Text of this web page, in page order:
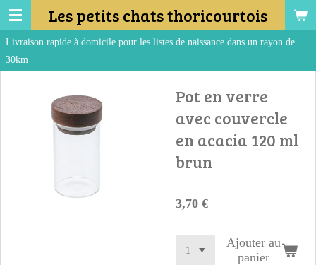
Passer
au
Les petits chats thoricourtois
pour les listes de naissance dans un rayon de
Pot en verre
avec couvercle
en acacia 120 ml
brun
3,70 €
Ajouter au
panier